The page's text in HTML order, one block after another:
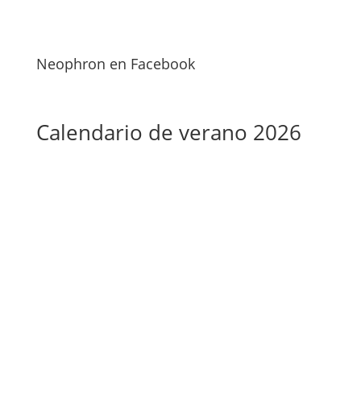
Neophron en Facebook
Calendario de verano 2026